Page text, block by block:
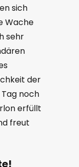
sich
Wache
sehr
der
noch
erfüllt
freut